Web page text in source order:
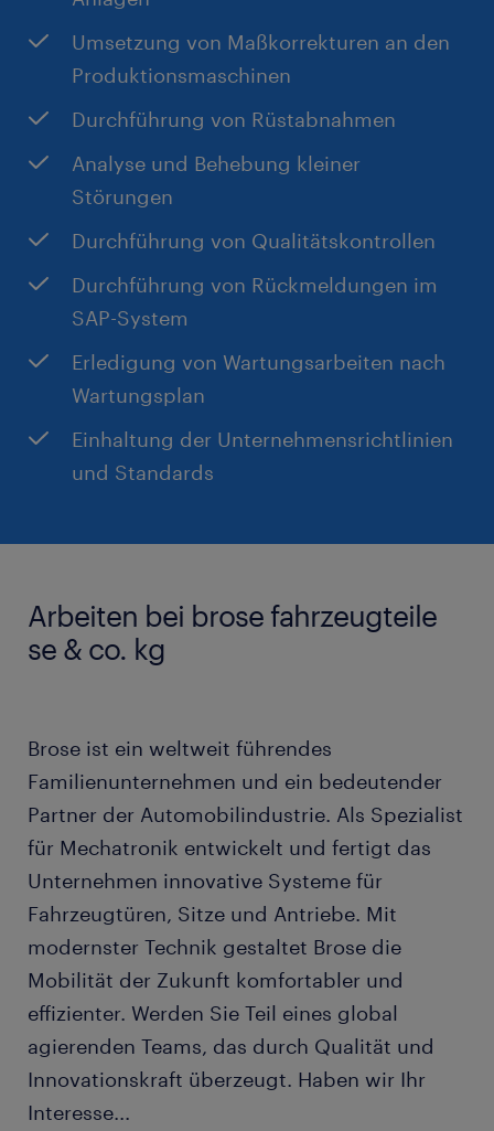
Umsetzung von Maßkorrekturen an den
Produktionsmaschinen
Durchführung von Rüstabnahmen
Analyse und Behebung kleiner
Störungen
Durchführung von Qualitätskontrollen
Durchführung von Rückmeldungen im
SAP-System
Erledigung von Wartungsarbeiten nach
Wartungsplan
Einhaltung der Unternehmensrichtlinien
und Standards
Arbeiten bei brose fahrzeugteile
se & co. kg
Brose ist ein weltweit führendes
Familienunternehmen und ein bedeutender
Partner der Automobilindustrie. Als Spezialist
für Mechatronik entwickelt und fertigt das
Unternehmen innovative Systeme für
Fahrzeugtüren, Sitze und Antriebe. Mit
modernster Technik gestaltet Brose die
Mobilität der Zukunft komfortabler und
effizienter. Werden Sie Teil eines global
agierenden Teams, das durch Qualität und
Innovationskraft überzeugt. Haben wir Ihr
Interesse...